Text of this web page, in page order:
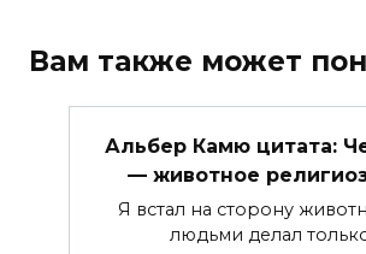
Вам также может
Альбер Камю цитата:
— животное
Я встал на сторону
людьми делал